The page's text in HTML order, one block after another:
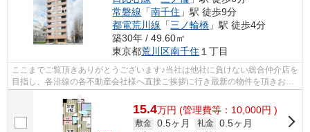
常磐線 「南千住 」駅 徒歩9分
都電荒川線 「三ノ輪橋 」駅 徒歩4分
築30年 / 49.60㎡
東京都荒川区南千住 １丁目
ここまでご覧頂きありがとうございます♪当社は他社に負けない総合仲介店を
目指し、各沿線の各不動産会社様へ直接ご挨拶に行き最新の物件を頂きお客
様へ提供しております！最新の情報は...
15.4万円 (管理費等：10,000円 )
敷金 0.5ヶ月 礼金 0.5ヶ月